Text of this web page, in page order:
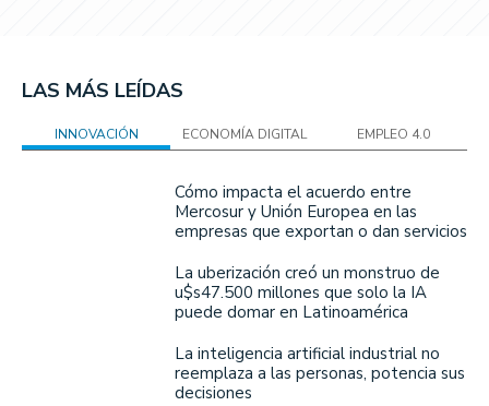
LAS MÁS LEÍDAS
INNOVACIÓN ECONOMÍA DIGITAL EMPLEO 4.0
Cómo impacta el acuerdo entre
Mercosur y Unión Europea en las
empresas que exportan o dan servicios
La uberización creó un monstruo de
u$s47.500 millones que solo la IA
puede domar en Latinoamérica
La inteligencia artificial industrial no
reemplaza a las personas, potencia sus
decisiones